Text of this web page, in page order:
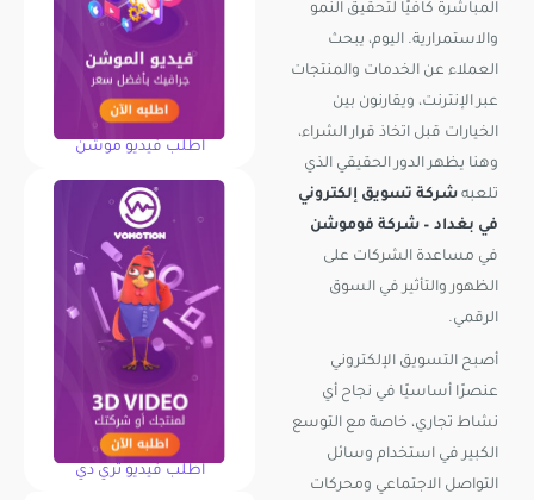
المباشرة كافيًا لتحقيق النمو
والاستمرارية. اليوم، يبحث
العملاء عن الخدمات والمنتجات
عبر الإنترنت، ويقارنون بين
الخيارات قبل اتخاذ قرار الشراء،
وهنا يظهر الدور الحقيقي الذي
تلعبه شركة تسويق إلكتروني
في بغداد – شركة فوموشن
في مساعدة الشركات على
الظهور والتأثير في السوق
الرقمي.
أصبح التسويق الإلكتروني
عنصرًا أساسيًا في نجاح أي
نشاط تجاري، خاصة مع التوسع
الكبير في استخدام وسائل
التواصل الاجتماعي ومحركات
اطلب فيديو موشن
اطلب فيديو ثري دي